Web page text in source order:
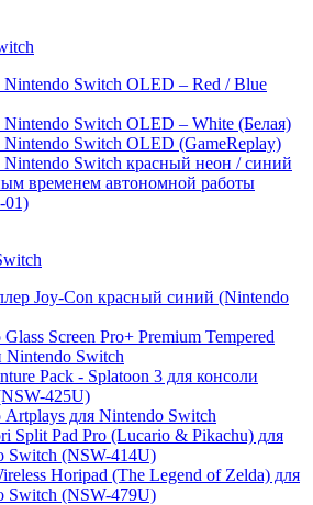
Nintendo Switch OLED – Red / Blue
Nintendo Switch OLED – White (Белая)
Nintendo Switch OLED (GameReplay)
Nintendo Switch красный неон / синий
временем автономной работы
01)
Joy-Con красный синий (Nintendo
Screen Pro+ Premium Tempered
Nintendo Switch
Pack - Splatoon 3 для консоли
425U)
Artplays для Nintendo Switch
Split Pad Pro (Lucario & Pikachu) для
Switch (NSW-414U)
Horipad (The Legend of Zelda) для
Switch (NSW-479U)